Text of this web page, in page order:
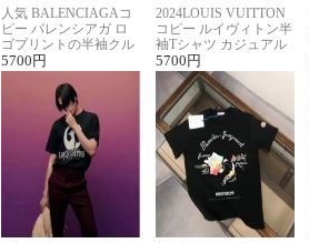
人気 BALENCIAGAコ
ピー バレンシアガ ロ
ゴプリントの半袖クル
ーネックTシャツ
5700 円
2024LOUIS VUITTON
コピー ルイヴィトン半
袖Tシャツ カジュアル
に馴染む 2色展開
5700 円